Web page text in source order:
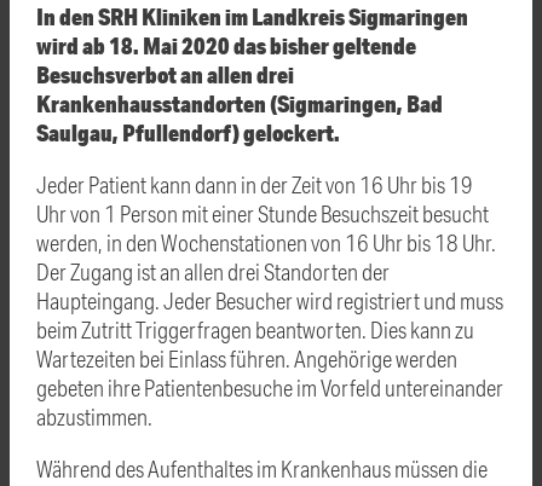
In den SRH Kliniken im Landkreis Sigmaringen
wird ab 18. Mai 2020 das bisher geltende
Besuchsverbot an allen drei
Krankenhausstandorten (Sigmaringen, Bad
Saulgau, Pfullendorf) gelockert.
Jeder Patient kann dann in der Zeit von 16 Uhr bis 19
Uhr von 1 Person mit einer Stunde Besuchszeit besucht
werden, in den Wochenstationen von 16 Uhr bis 18 Uhr.
Der Zugang ist an allen drei Standorten der
Haupteingang. Jeder Besucher wird registriert und muss
beim Zutritt Triggerfragen beantworten. Dies kann zu
Wartezeiten bei Einlass führen. Angehörige werden
gebeten ihre Patientenbesuche im Vorfeld untereinander
abzustimmen.
Während des Aufenthaltes im Krankenhaus müssen die